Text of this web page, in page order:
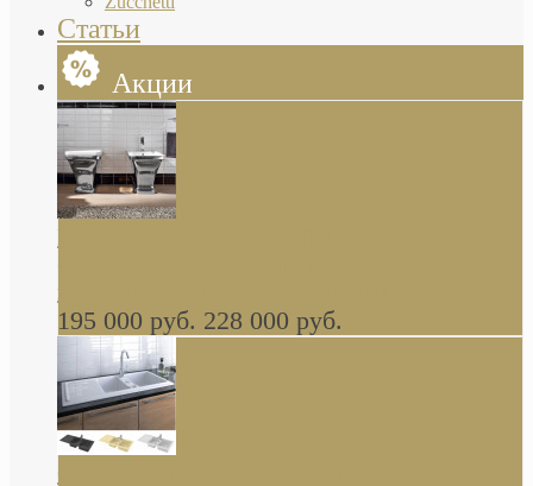
Статьи
Акции
Butterfly Scarabeo КОМПЛЕКТ санфаянса
глянцевая платина В НАЛИЧИИ
195 000 руб. 228 000 руб.